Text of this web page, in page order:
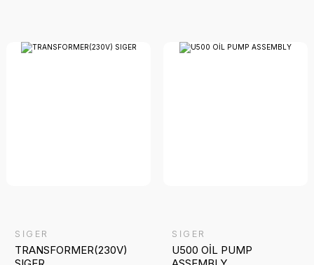
SİGER
TRANSFORMER(230V)
SİGER
U500 OİL PUMP